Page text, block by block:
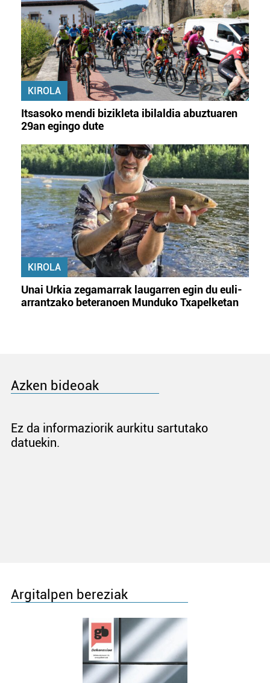
KIROLA
Itsasoko mendi bizikleta ibilaldia abuztuaren
29an egingo dute
KIROLA
Unai Urkia zegamarrak laugarren egin du euli-
arrantzako beteranoen Munduko Txapelketan
Azken bideoak
Ez da informaziorik aurkitu sartutako
datuekin.
Argitalpen bereziak